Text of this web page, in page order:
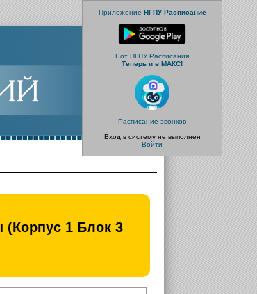
Приложение НГПУ Расписание
Бот НГПУ Расписания
Теперь и в МАКС!
Расписание звонков
Вход в систему не выполнен
Войти
(Корпус 1 Блок 3